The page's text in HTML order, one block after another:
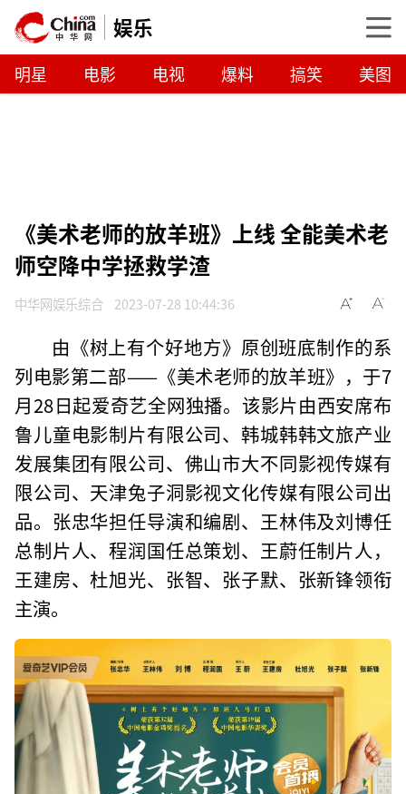
娱乐
明星 电影 电视 爆料 搞笑 美图
《美术老师的放羊班》上线 全能美术老
师空降中学拯救学渣
中华网娱乐综合 2023-07-28 10:44:36
由《树上有个好地方》原创班底制作的系
列电影第二部——《美术老师的放羊班》，于7
月28日起爱奇艺全网独播。该影片由西安席布
鲁儿童电影制片有限公司、韩城韩韩文旅产业
发展集团有限公司、佛山市大不同影视传媒有
限公司、天津兔子洞影视文化传媒有限公司出
品。张忠华担任导演和编剧、王林伟及刘博任
总制片人、程润国任总策划、王蔚任制片人，
王建房、杜旭光、张智、张子默、张新锋领衔
主演。